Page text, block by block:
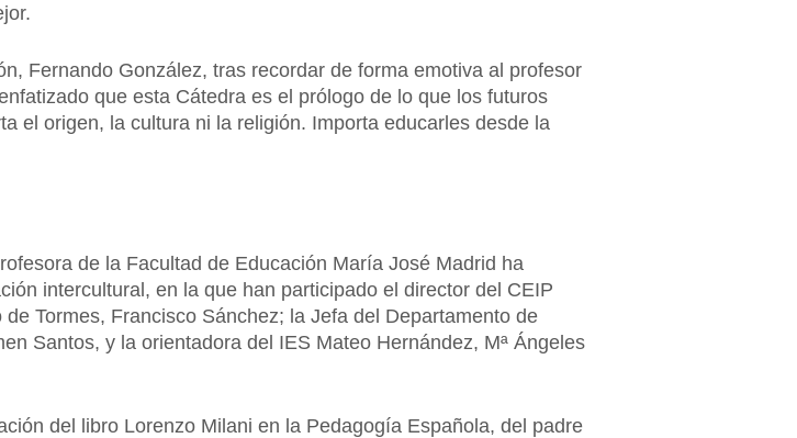
Fernando González, tras recordar de forma emotiva al profesor
que esta Cátedra es el prólogo de lo que los futuros
el origen, la cultura ni la religión. Importa educarles desde la
de la Facultad de Educación María José Madrid ha
intercultural, en la que han participado el director del CEIP
Tormes, Francisco Sánchez; la Jefa del Departamento de
Santos, y la orientadora del IES Mateo Hernández, Mª Ángeles
del libro Lorenzo Milani en la Pedagogía Española, del padre